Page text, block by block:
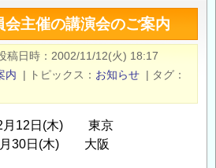
会主催の講演会のご案内
稿日時
2002/11/12(火) 18:17
内 | トピックス お知らせ | タグ
月12日(木) 東京
30日(木) 大阪